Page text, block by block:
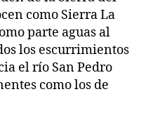
como Sierra La
parte aguas al
los escurrimientos
el río San Pedro
como los de